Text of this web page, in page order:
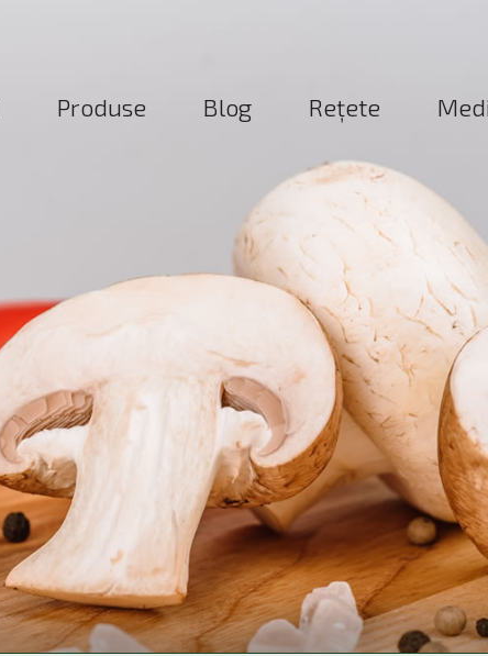
Produse Blog Reţete